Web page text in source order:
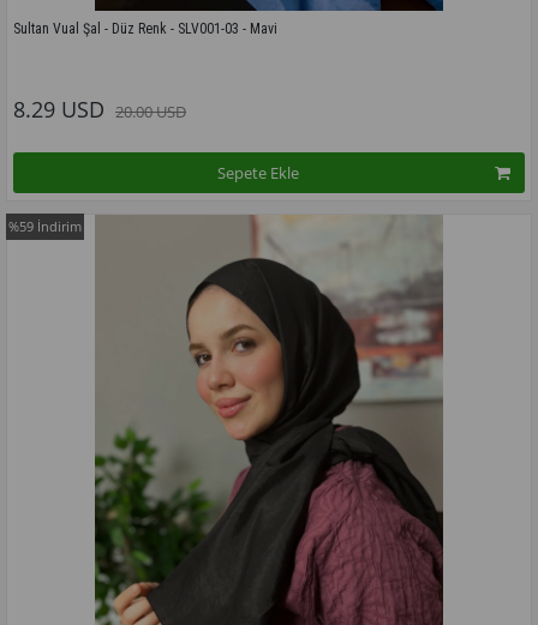
Sultan Vual Şal - Düz Renk - SLV001-03 - Mavi
Bu modelin tüm renkleri için tıklayınız
8.29 USD 20.00 USD
Sepete Ekle
%59 İndirim